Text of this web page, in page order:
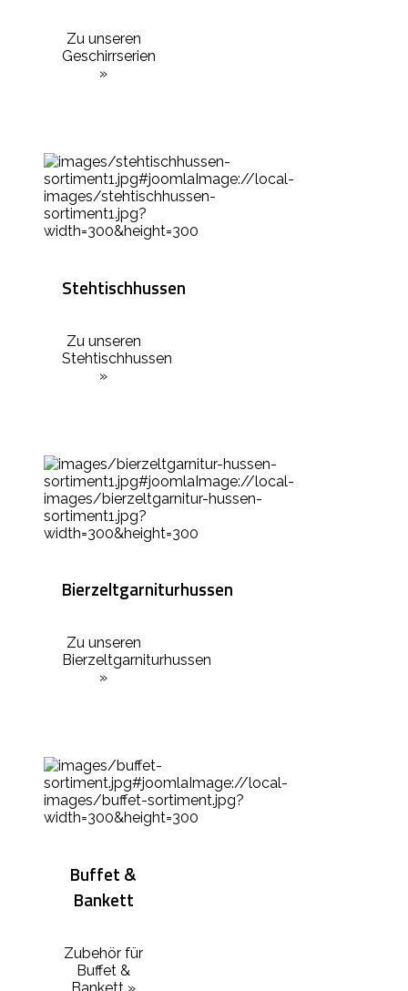
Zu unseren
Geschirrserien
»
Stehtischhussen
Zu unseren
Stehtischhussen
»
Bierzeltgarniturhussen
Zu unseren
Bierzeltgarniturhussen
»
Buffet &
Bankett
Zubehör für
Buffet &
Bankett »